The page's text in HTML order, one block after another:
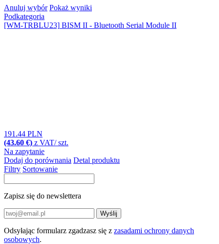
Anuluj wybór Pokaż wyniki
Podkategoria
[WM-TRBLU23] BISM II - Bluetooth Serial Module II
191.44 PLN
(43.60 €) z VAT/ szt.
Na zapytanie
Dodaj do porównania Detal produktu
Filtry Sortowanie
Zapisz się do newslettera
Wyślij
Odsyłając formularz zgadzasz się z zasadami ochrony danych
osobowych.